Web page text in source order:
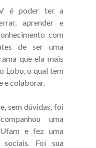
é poder ter a
aprender e
com
de ser uma
que ela mais
Lobo, o qual tem
e colaborar.
sem dúvidas, foi
uma
e fez uma
Foi sua